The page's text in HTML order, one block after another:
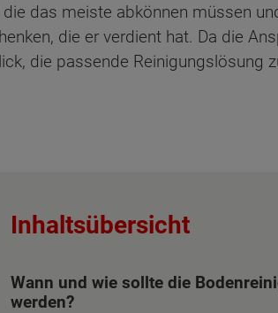
das meiste abkönnen müssen
die er verdient hat. Da die
die passende Reinigungslösung
Inhaltsübersicht
Wann und wie sollte die
werden?